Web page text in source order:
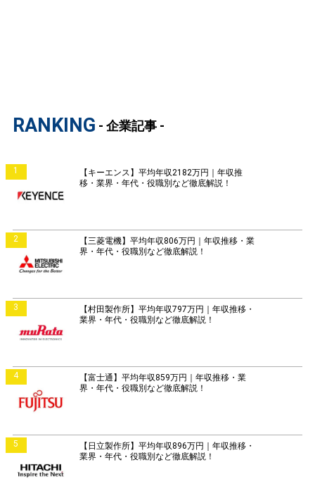
RANKING - 企業記事 -
1
【キーエンス】平均年収2182万円｜年収推
移・業界・年代・役職別など徹底解説！
2
【三菱電機】平均年収806万円｜年収推移・業
界・年代・役職別など徹底解説！
3
【村田製作所】平均年収797万円｜年収推移・
業界・年代・役職別など徹底解説！
4
【富士通】平均年収859万円｜年収推移・業
界・年代・役職別など徹底解説！
5
【日立製作所】平均年収896万円｜年収推移・
業界・年代・役職別など徹底解説！